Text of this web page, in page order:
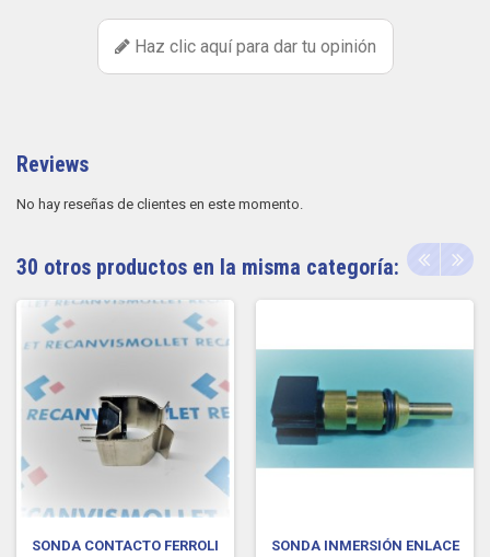
Haz clic aquí para dar tu opinión
Reviews
No hay reseñas de clientes en este momento.
30 otros productos en la misma categoría:
SONDA CONTACTO FERROLI
SONDA INMERSIÓN ENLACE